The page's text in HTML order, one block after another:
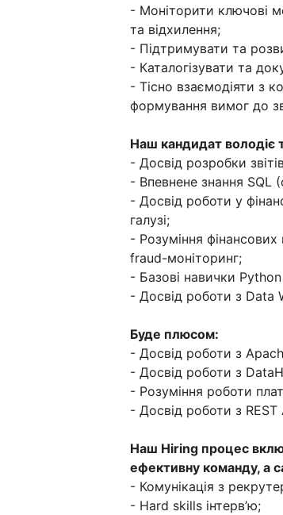
- Моніторити ключові
та відхилення;
- Підтримувати та
- Каталогізувати та
- Тісно взаємодіяти з
формування вимог до
Наш кандидат володіє
- Досвід розробки
- Впевнене знання SQL
- Досвід роботи у
галузі;
- Розуміння
fraud-моніторинг;
- Базові навички
- Досвід роботи з Data
Буде плюсом:
- Досвід роботи з
- Досвід роботи з
- Розуміння роботи
- Досвід роботи з REST
Наш Hiring процес
ефективну команду, а
- Комунікація з
- Hard skills інтерв’ю;